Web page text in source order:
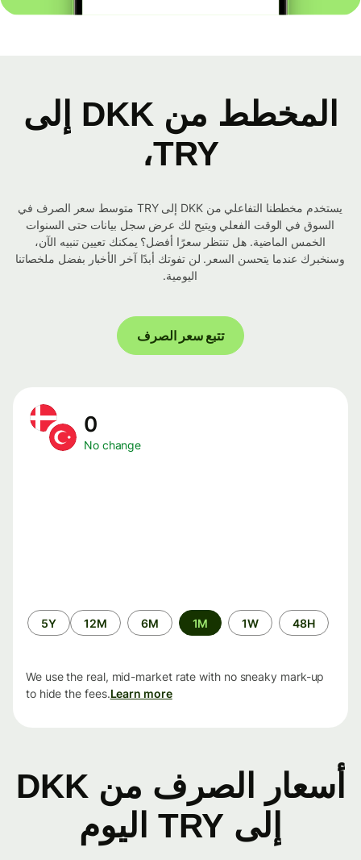
المخطط من DKK إلى
TRY،
يستخدم مخططنا التفاعلي من DKK إلى TRY متوسط ​​سعر الصرف في
السوق في الوقت الفعلي ويتيح لك عرض سجل بيانات حتى السنوات
الخمس الماضية. هل تنتظر سعرًا أفضل؟ يمكنك تعيين تنبيه الآن،
وسنخبرك عندما يتحسن السعر. لن تفوتك أبدًا آخر الأخبار بفضل ملخصاتنا
اليومية.
تتبع سعر الصرف
No change
الفترة
الزمنية
48H
1W
1M
6M
12M
5Y
We use the real, mid-market rate with no sneaky mark-up
to hide the fees.Learn more
أسعار الصرف من DKK
إلى TRY اليوم